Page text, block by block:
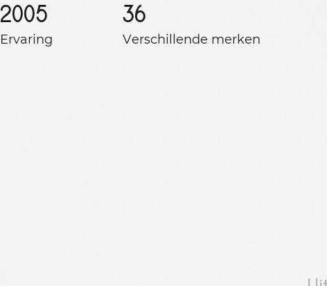
2005
Ervaring
36
Verschillende merken